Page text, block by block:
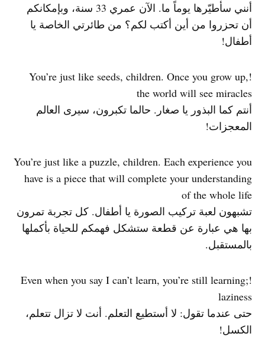
أنني سأطيّرها يوماً ما. الآن عمري 33 سنة، وبإمكانكم
أن تحزروا من أين أكتب لكم؟ من طائرتي الخاصة يا
أطفال!
!You’re just like seeds, children. Once you grow up,
the world will see miracles
أنتم كما البذور يا صغار. حالما تكبرون، سيرى العالم
المعجزات!
You’re just like a puzzle, children. Each experience you
have is a piece that will complete your understanding
of the whole life
تشبهون لعبة تركيب الصورة يا أطفال. كل تجربة تمرون
بها هي عبارة عن قطعة ستشكل فهمكم للحياة بأكملها
بالمستقبل.
!Even when you say I can’t learn, you’re still learning;
laziness
حتى عندما تقول: لا أستطيع التعلم. أنت لا تزال تتعلم،
الكسل!